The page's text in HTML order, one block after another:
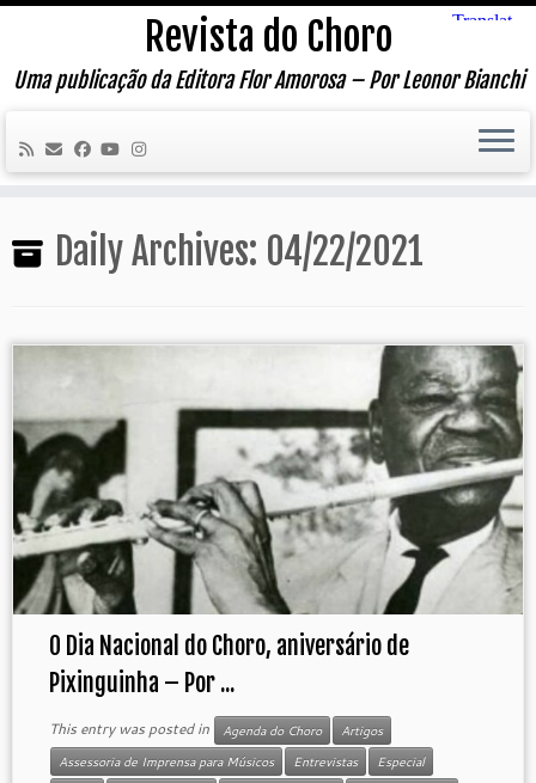
Skip
content
Revista do Choro
Uma publicação da Editora Flor Amorosa – Por Leonor Bianchi
Daily Archives: 04/22/2021
O Dia Nacional do Choro, aniversário de
Pixinguinha – Por ...
This entry was posted in Agenda do Choro
Artigos
Assessoria de Imprensa para Músicos
Entrevistas
Especial